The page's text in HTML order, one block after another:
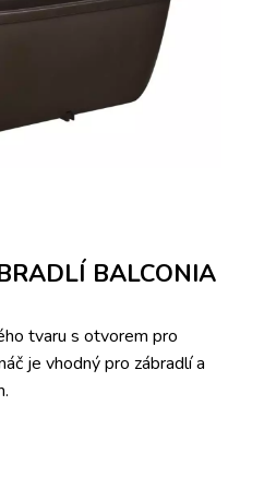
BALCONIA
tvaru s otvorem pro
je vhodný pro zábradlí a